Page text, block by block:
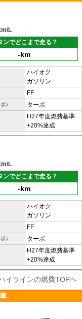
L
ンでどこまで走る？
-km
ハイオク
ガソリン
FF
） ターボ
H27年度燃費基準
+20%達成
L
ンでどこまで走る？
-km
ハイオク
ガソリン
FF
） ターボ
H27年度燃費基準
+20%達成
イラインの燃費TOPへ